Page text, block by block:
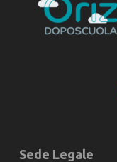
Sede Legale